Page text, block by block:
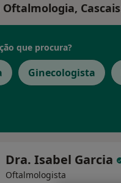
Cascais
que procura?
Ginecologista
Dra. Isabel Garcia
Oftalmologista